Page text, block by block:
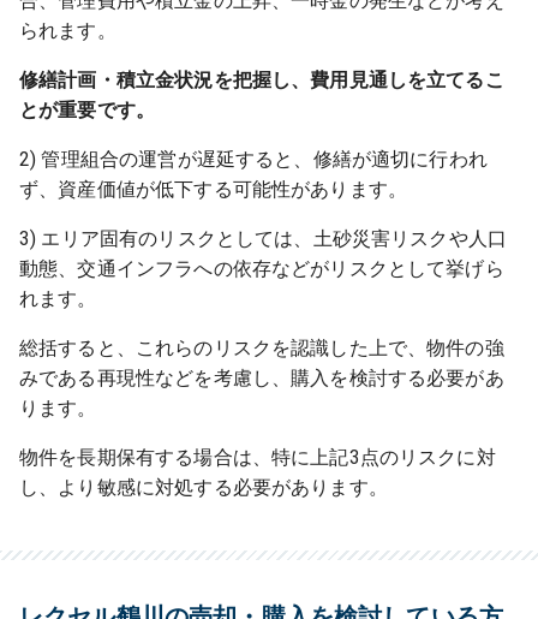
られます。
修繕計画・積立金状況を把握し、費用見通しを立てるこ
とが重要です。
2) 管理組合の運営が遅延すると、修繕が適切に行われ
ず、資産価値が低下する可能性があります。
3) エリア固有のリスクとしては、土砂災害リスクや人口
動態、交通インフラへの依存などがリスクとして挙げら
れます。
総括すると、これらのリスクを認識した上で、物件の強
みである再現性などを考慮し、購入を検討する必要があ
ります。
物件を長期保有する場合は、特に上記3点のリスクに対
し、より敏感に対処する必要があります。